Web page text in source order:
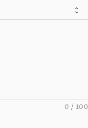
0 / 100